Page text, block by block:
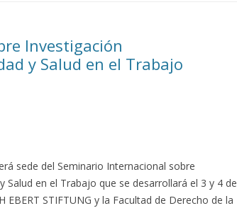
Investigación
y Salud en el Trabajo
sede del Seminario Internacional sobre
Salud en el Trabajo que se desarrollará el 3 y 4 de
EBERT STIFTUNG y la Facultad de Derecho de la